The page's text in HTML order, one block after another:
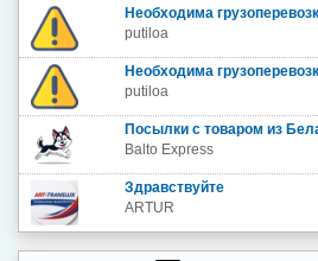
Необходима
putiloa
Необходима
putiloa
Посылки с товаром из
Balto Express
Здравствуйте
ARTUR